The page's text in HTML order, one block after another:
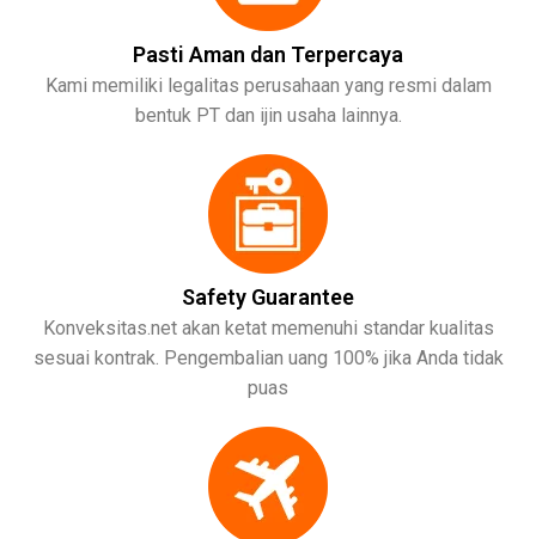
Pasti Aman dan Terpercaya
Kami memiliki legalitas perusahaan yang resmi dalam
bentuk PT dan ijin usaha lainnya.
Safety Guarantee
Konveksitas.net akan ketat memenuhi standar kualitas
sesuai kontrak. Pengembalian uang 100% jika Anda tidak
puas